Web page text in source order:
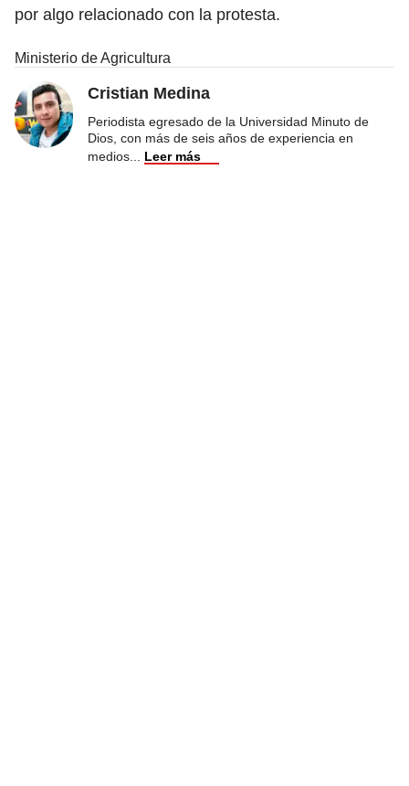
por algo relacionado con la protesta.
Ministerio de Agricultura
Cristian Medina
Periodista egresado de la Universidad Minuto de
Dios, con más de seis años de experiencia en
medios
Leer más